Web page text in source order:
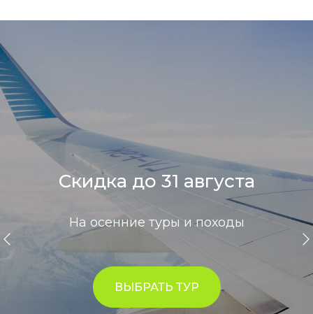
Скидка до 31 августа
На осенние туры и походы
ВЫБРАТЬ ТУР